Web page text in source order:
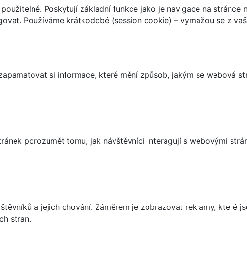
Poskytují základní funkce jako je navigace na stránce
Používáme krátkodobé (session cookie) – vymažou se z
si informace, které mění způsob, jakým se webová
porozumět tomu, jak návštěvníci interagují s webovými
a jejich chování. Záměrem je zobrazovat reklamy, které
stran.